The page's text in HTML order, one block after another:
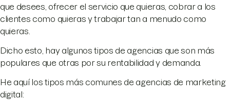
que desees, ofrecer el servicio que quieras, cobrar a los
clientes como quieras y trabajar tan a menudo como
quieras.
Dicho esto, hay algunos tipos de agencias que son más
populares que otras por su rentabilidad y demanda.
He aquí los tipos más comunes de agencias de marketing
digital: